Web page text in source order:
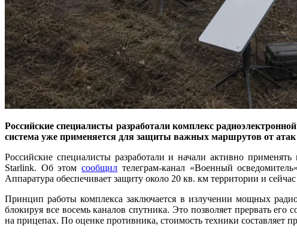
Российские специалисты разработали комплекс
система уже применяется для защиты важных маршрутов от атак
Российские специалисты разработали и начали активно
Starlink. Об этомсообщил телеграм-канал «Военный
Аппаратура обеспечивает защиту около 20 кв. км территории и
Принцип работы комплекса заключается в излучении мощных
блокируя все восемь каналов спутника. Это позволяет прервать
на прицепах. По оценке противника, стоимость техники составляет